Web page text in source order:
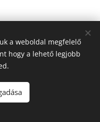
a weboldal megfelelő
hogy a lehető legjobb